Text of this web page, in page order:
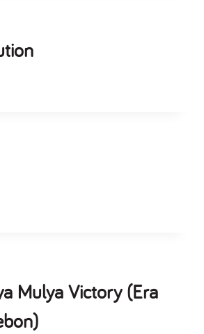
Mulya Victory (Era